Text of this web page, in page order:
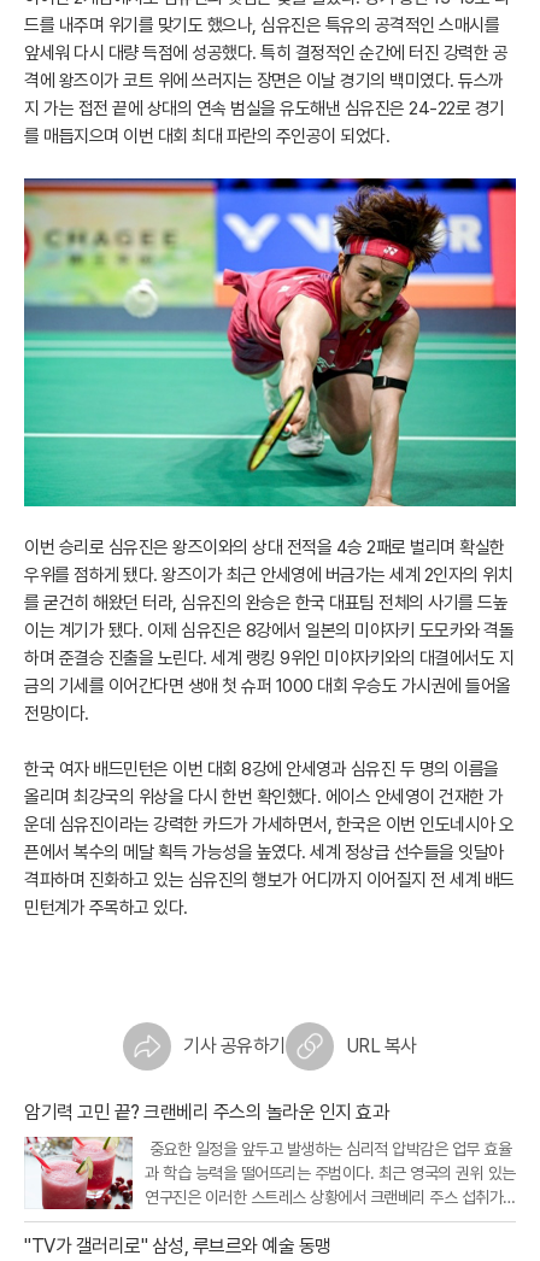
드를 내주며 위기를 맞기도 했으나, 심유진은 특유의 공격적인 스매시를
앞세워 다시 대량 득점에 성공했다. 특히 결정적인 순간에 터진 강력한 공
격에 왕즈이가 코트 위에 쓰러지는 장면은 이날 경기의 백미였다. 듀스까
지 가는 접전 끝에 상대의 연속 범실을 유도해낸 심유진은 24-22로 경기
를 매듭지으며 이번 대회 최대 파란의 주인공이 되었다.
이번 승리로 심유진은 왕즈이와의 상대 전적을 4승 2패로 벌리며 확실한
우위를 점하게 됐다. 왕즈이가 최근 안세영에 버금가는 세계 2인자의 위치
를 굳건히 해왔던 터라, 심유진의 완승은 한국 대표팀 전체의 사기를 드높
이는 계기가 됐다. 이제 심유진은 8강에서 일본의 미야자키 도모카와 격돌
하며 준결승 진출을 노린다. 세계 랭킹 9위인 미야자키와의 대결에서도 지
금의 기세를 이어간다면 생애 첫 슈퍼 1000 대회 우승도 가시권에 들어올
전망이다.
한국 여자 배드민턴은 이번 대회 8강에 안세영과 심유진 두 명의 이름을
올리며 최강국의 위상을 다시 한번 확인했다. 에이스 안세영이 건재한 가
운데 심유진이라는 강력한 카드가 가세하면서, 한국은 이번 인도네시아 오
픈에서 복수의 메달 획득 가능성을 높였다. 세계 정상급 선수들을 잇달아
격파하며 진화하고 있는 심유진의 행보가 어디까지 이어질지 전 세계 배드
민턴계가 주목하고 있다.
기사 공유하기 URL 복사
암기력 고민 끝? 크랜베리 주스의 놀라운 인지 효과
중요한 일정을 앞두고 발생하는 심리적 압박감은 업무 효율
과 학습 능력을 떨어뜨리는 주범이다. 최근 영국의 권위 있는
연구진은 이러한 스트레스 상황에서 크랜베리 주스 섭취가
인지 기능을 개선하고 정서적 안정을 돕는다는 흥미로운 연
구 결과를 내놓았다. 크랜베리에 풍부한 특정 항산화 성분이
"TV가 갤러리로" 삼성, 루브르와 예술 동맹